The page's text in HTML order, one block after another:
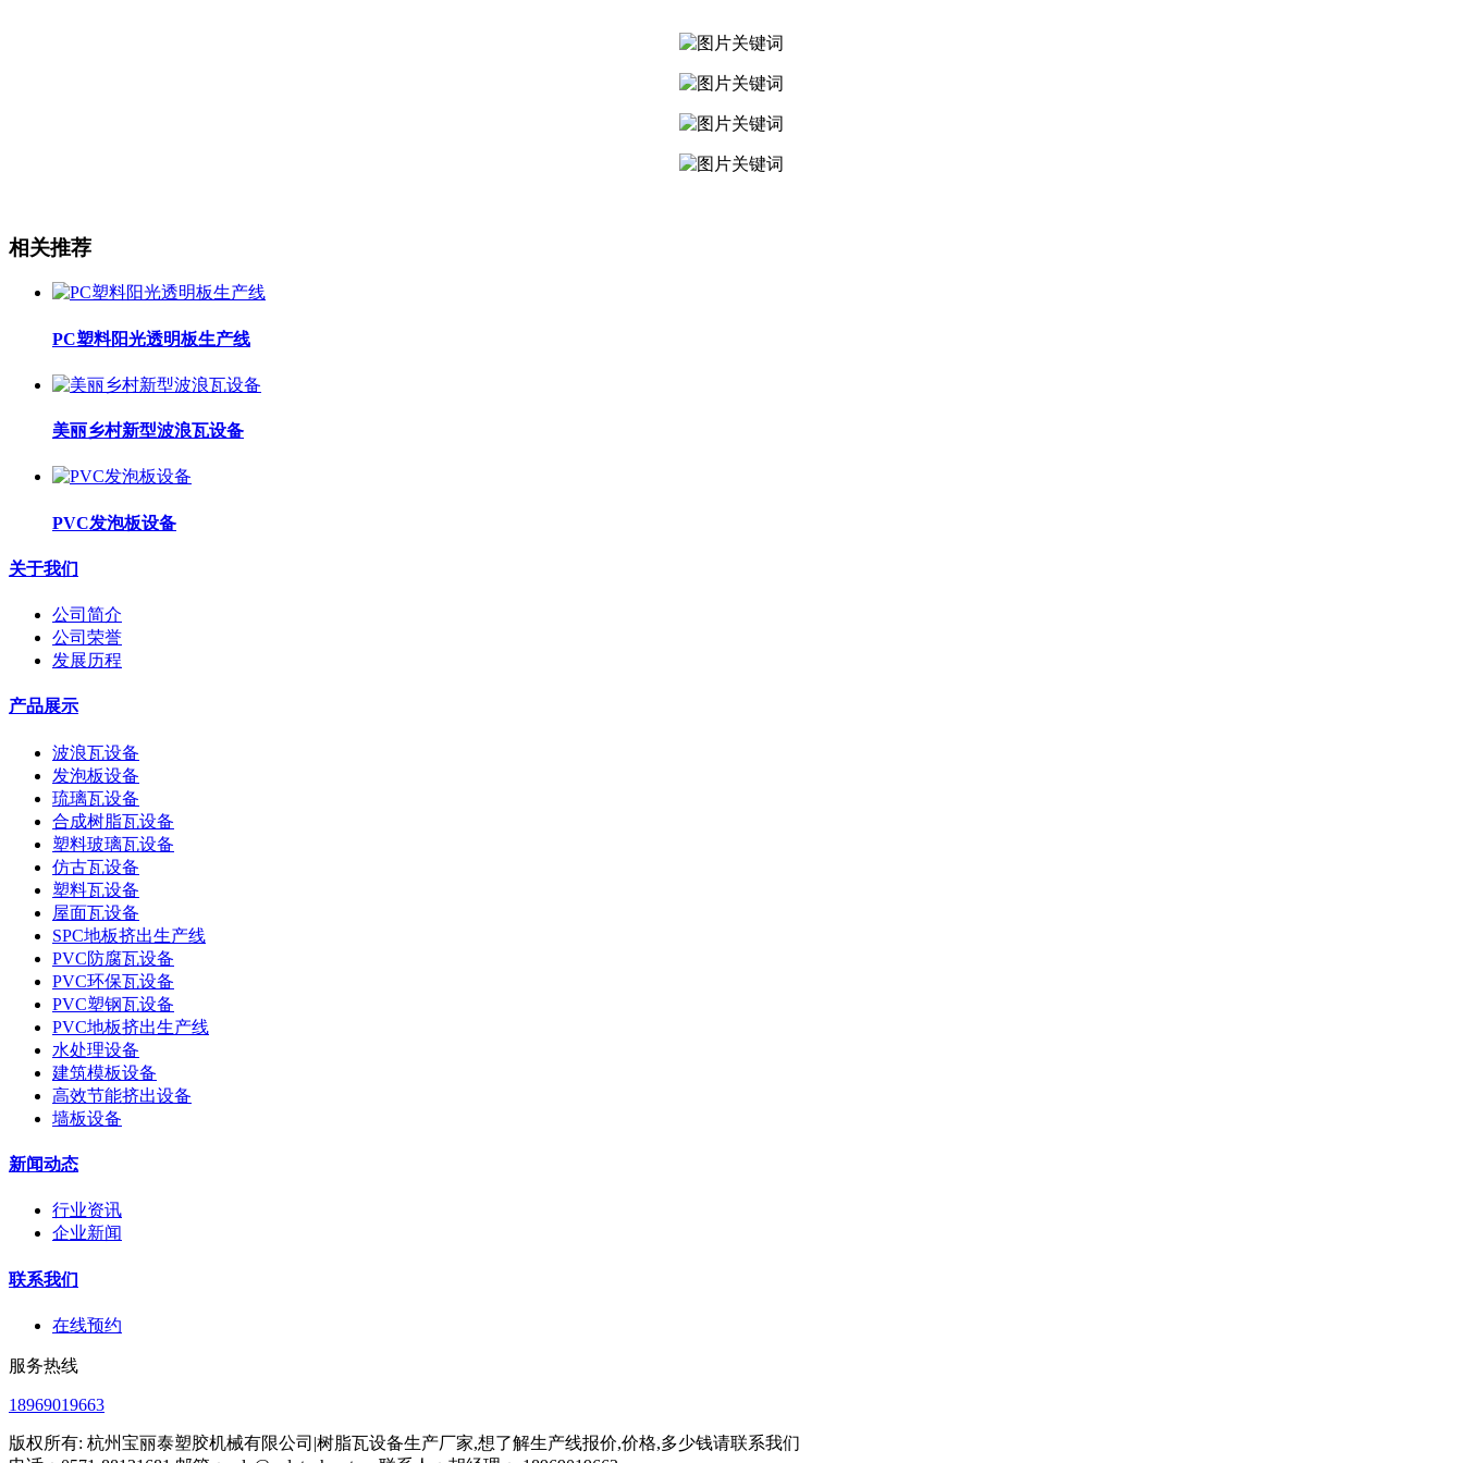
相关推荐
PC塑料阳光透明板生产线
美丽乡村新型波浪瓦设备
PVC发泡板设备
关于我们
公司简介
公司荣誉
发展历程
产品展示
波浪瓦设备
发泡板设备
琉璃瓦设备
合成树脂瓦设备
塑料玻璃瓦设备
仿古瓦设备
塑料瓦设备
屋面瓦设备
SPC地板挤出生产线
PVC防腐瓦设备
PVC环保瓦设备
PVC塑钢瓦设备
PVC地板挤出生产线
水处理设备
建筑模板设备
高效节能挤出设备
墙板设备
新闻动态
行业资讯
企业新闻
联系我们
在线预约
服务热线
18969019663
版权所有: 杭州宝丽泰塑胶机械有限公司|树脂瓦设备生产厂家,想了解生产线报价,价格,多少钱请联系我们